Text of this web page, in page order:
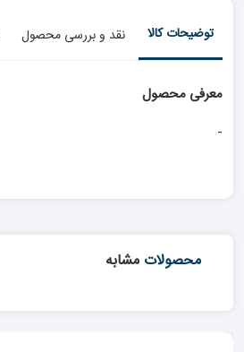
توضیحات کالا نقد و بررسی محصول
معرفی محصول
-
محصولات مشابه